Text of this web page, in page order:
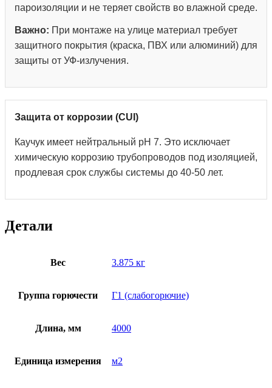
пароизоляции и не теряет свойств во влажной среде.
Важно: При монтаже на улице материал требует
защитного покрытия (краска, ПВХ или алюминий) для
защиты от УФ-излучения.
Защита от коррозии (CUI)
Каучук имеет нейтральный pH 7. Это исключает
химическую коррозию трубопроводов под изоляцией,
продлевая срок службы системы до 40-50 лет.
Детали
Вес 3.875 кг
Группа горючести Г1 (слабогорючие)
Длина, мм 4000
Единица измерения м2